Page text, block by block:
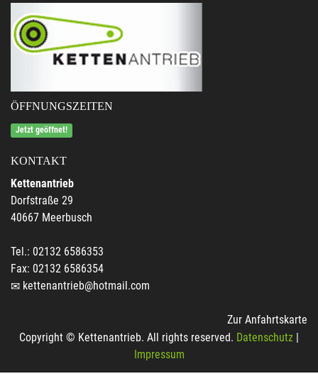
ÖFFNUNGSZEITEN
Jetzt geöffnet!
KONTAKT
Kettenantrieb
Dorfstraße 29
40667 Meerbusch
Tel.: 02132 6586353
Fax: 02132 6586354
kettenantrieb@hotmail.com
Zur Anfahrtskarte
Copyright © Kettenantrieb. All rights reserved. Datenschutz |
Impressum